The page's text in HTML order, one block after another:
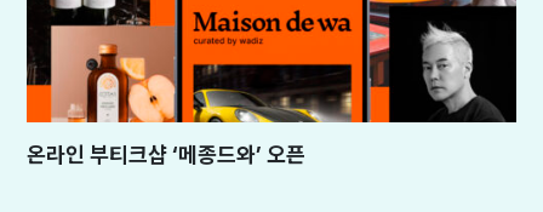
온라인 부티크샵 ‘메종드와’ 오픈